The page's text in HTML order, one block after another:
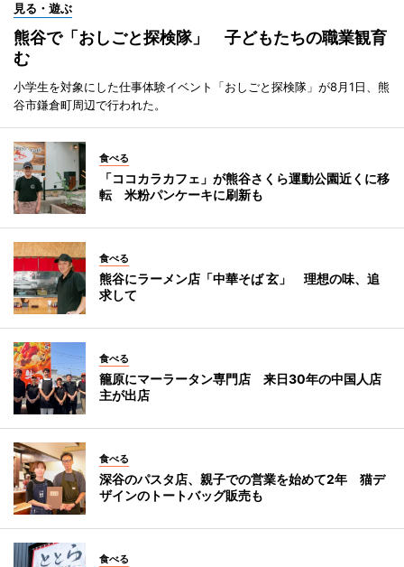
見る・遊ぶ
熊谷で「おしごと探検隊」 子どもたちの職業観育
む
小学生を対象にした仕事体験イベント「おしごと探検隊」が8月1日、熊
谷市鎌倉町周辺で行われた。
食べる
「ココカラカフェ」が熊谷さくら運動公園近くに移
転 米粉パンケーキに刷新も
食べる
熊谷にラーメン店「中華そば 玄」 理想の味、追
求して
食べる
籠原にマーラータン専門店 来日30年の中国人店
主が出店
食べる
深谷のパスタ店、親子での営業を始めて2年 猫デ
ザインのトートバッグ販売も
食べる